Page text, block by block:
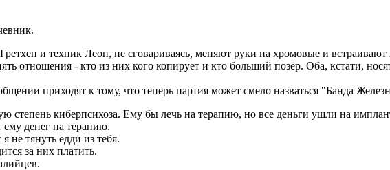
и техник Леон, не сговариваясь, меняют руки на хромовые и
отношения - кто из них кого копирует и кто больший позёр. Оба, кстати,
приходят к тому, что теперь партия может смело назваться "Банда
степень киберпсихоза. Ему бы лечь на терапию, но все деньги ушли на
ему денег на терапию.
не тянуть едди из тебя.
за них платить.